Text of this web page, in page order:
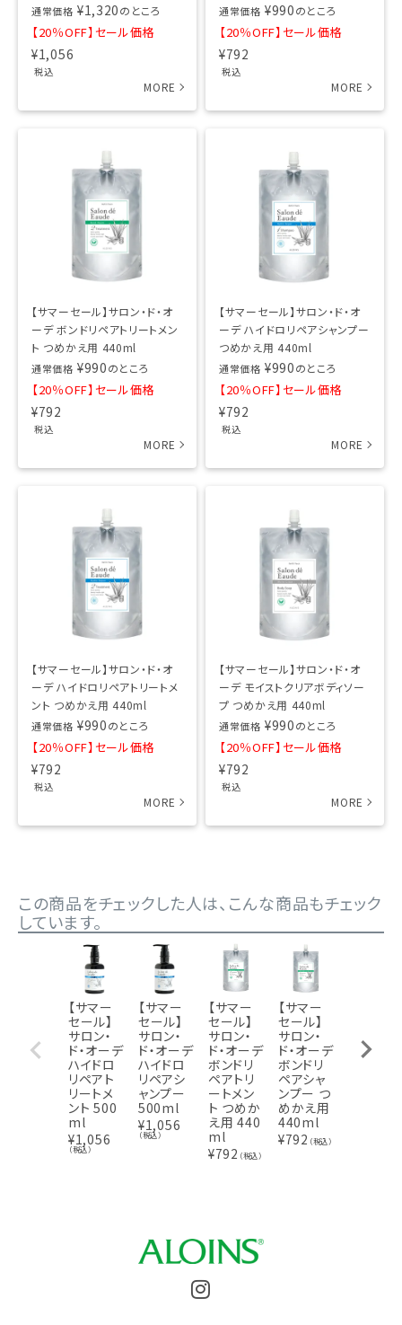
通常価格 ¥1,320のところ
【20％OFF】セール価格
¥1,056
税込
通常価格 ¥990のところ
【20％OFF】セール価格
¥792
税込
【サマーセール】サロン・ド・オ
ーデ ボンドリペアトリートメン
ト つめかえ用 440ml
通常価格 ¥990のところ
【20％OFF】セール価格
¥792
税込
【サマーセール】サロン・ド・オ
ーデ ハイドロリペアシャンプー
つめかえ用 440ml
通常価格 ¥990のところ
【20％OFF】セール価格
¥792
税込
【サマーセール】サロン・ド・オ
ーデ ハイドロリペアトリートメ
ント つめかえ用 440ml
通常価格 ¥990のところ
【20％OFF】セール価格
¥792
税込
【サマーセール】サロン・ド・オ
ーデ モイストクリアボディソー
プ つめかえ用 440ml
通常価格 ¥990のところ
【20％OFF】セール価格
¥792
税込
この商品をチェックした人は、こんな商品もチェック
しています。
【サマー
セール】
サロン・
ド・オーデ
ハイドロ
リペアト
リートメ
ント 500
ml
¥1,056
（税込）
【サマー
セール】
サロン・
ド・オーデ
ハイドロ
リペアシ
ャンプー
500ml
¥1,056
（税込）
【サマー
セール】
サロン・
ド・オーデ
ボンドリ
ペアトリ
ートメン
ト つめか
え用 440
ml
¥792 （税込）
【サマー
セール】
サロン・
ド・オーデ
ボンドリ
ペアシャ
ンプー つ
めかえ用
440ml
¥792 （税込）
サロン・
ド・オー